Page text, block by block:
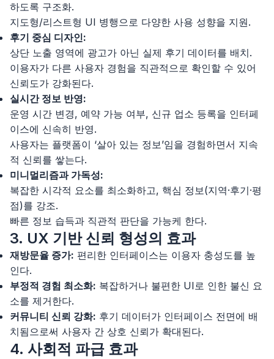
하도록 구조화.
지도형/리스트형 UI 병행으로 다양한 사용 성향을 지원.
후기 중심 디자인:
상단 노출 영역에 광고가 아닌 실제 후기 데이터를 배치.
이용자가 다른 사용자 경험을 직관적으로 확인할 수 있어
신뢰도가 강화된다.
실시간 정보 반영:
운영 시간 변경, 예약 가능 여부, 신규 업소 등록을 인터페
이스에 신속히 반영.
사용자는 플랫폼이 ‘살아 있는 정보’임을 경험하면서 지속
적 신뢰를 쌓는다.
미니멀리즘과 가독성:
복잡한 시각적 요소를 최소화하고, 핵심 정보(지역·후기·평
점)를 강조.
빠른 정보 습득과 직관적 판단을 가능케 한다.
3. UX 기반 신뢰 형성의 효과
재방문율 증가: 편리한 인터페이스는 이용자 충성도를 높
인다.
부정적 경험 최소화: 복잡하거나 불편한 UI로 인한 불신 요
소를 제거한다.
커뮤니티 신뢰 강화: 후기 데이터가 인터페이스 전면에 배
치됨으로써 사용자 간 상호 신뢰가 확대된다.
4. 사회적 파급 효과